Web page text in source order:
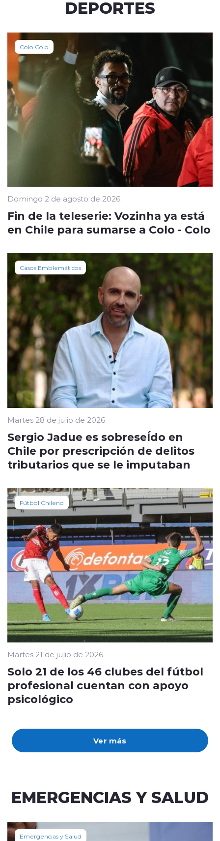
DEPORTES
Ver más
Colo Colo
Domingo 2 de agosto de 2026
Fin de la teleserie: Vozinha ya está
en Chile para sumarse a Colo - Colo
Casos Emblemáticos
Martes 28 de julio de 2026
Sergio Jadue es sobreseÍdo en
Chile por prescripción de delitos
tributarios que se le imputaban
Fútbol Chileno
Martes 21 de julio de 2026
Solo 21 de los 46 clubes del fútbol
profesional cuentan con apoyo
psicológico
EMERGENCIAS Y SALUD
Emergencias y Salud